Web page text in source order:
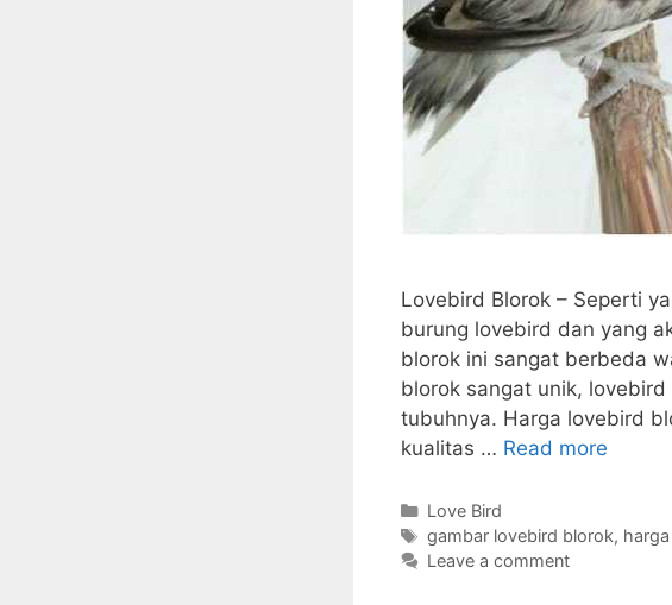
Lovebird Blorok – Seperti
burung lovebird dan yang
blorok ini sangat berbeda
blorok sangat unik,
tubuhnya. Harga lovebird
kualitas … Read more
Categories
Love Bird
Tags
gambar lovebird blorok,
Leave a comment